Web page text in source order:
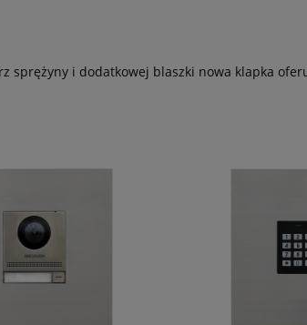
sprężyny i dodatkowej blaszki nowa klapka